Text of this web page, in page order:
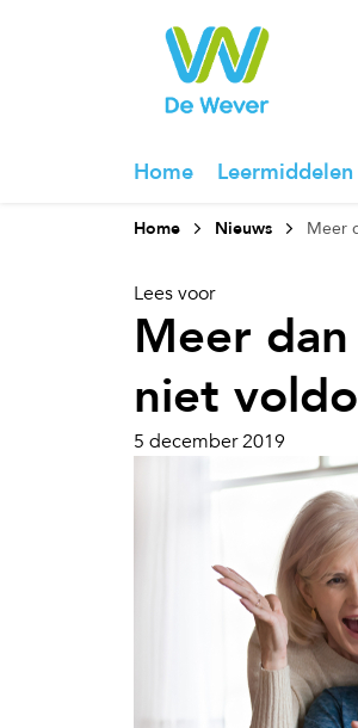
Home Leermiddelen
Home Nieuws Meer
Lees voor
Meer
niet
5 december 2019